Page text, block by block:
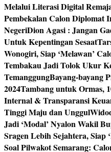
Melalui Literasi Digital
Pembekalan Calon Diplomat
NegeriDion Agasi : Jangan
Untuk Kepentingan Sesaat
Wonogiri, Siap ‘Melawan’
Tembakau Jadi Tolok Ukur
TemanggungBayang-bayang
2024Tambang untuk Ormas,
Internal & Transparansi
Tinggi Maju dan Unggul
Jadi ‘Modal’ Nyalon Wakil
Sragen Lebih Sejahtera, Siap
Soal Pilwakot Semarang: